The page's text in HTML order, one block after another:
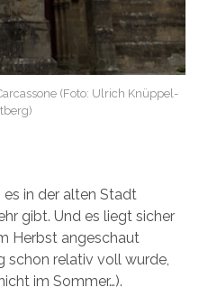
(Foto: Ulrich Knüppel-
es in der alten Stadt
gibt. Und es liegt sicher
Herbst angeschaut
schon relativ voll wurde,
im Sommer…).